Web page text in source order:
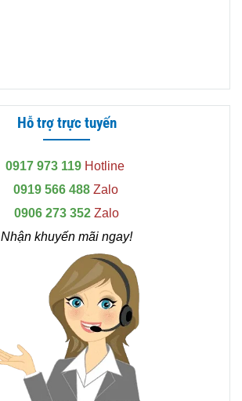
Hỗ trợ trực tuyến
0917 973 119 Hotline
0919 566 488 Zalo
0906 273 352 Zalo
Nhận khuyến mãi ngay!